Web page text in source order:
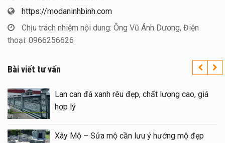
https://modaninhbinh.com
Chịu trách nhiệm nội dung: Ông Vũ Ánh Dương, Điện
thoại: 0966256626
Bài viết tư vấn
Lan can đá xanh rêu đẹp, chất lượng cao,
hợp lý
Xây Mộ – Sửa mộ cần lưu ý hướng mộ đẹp